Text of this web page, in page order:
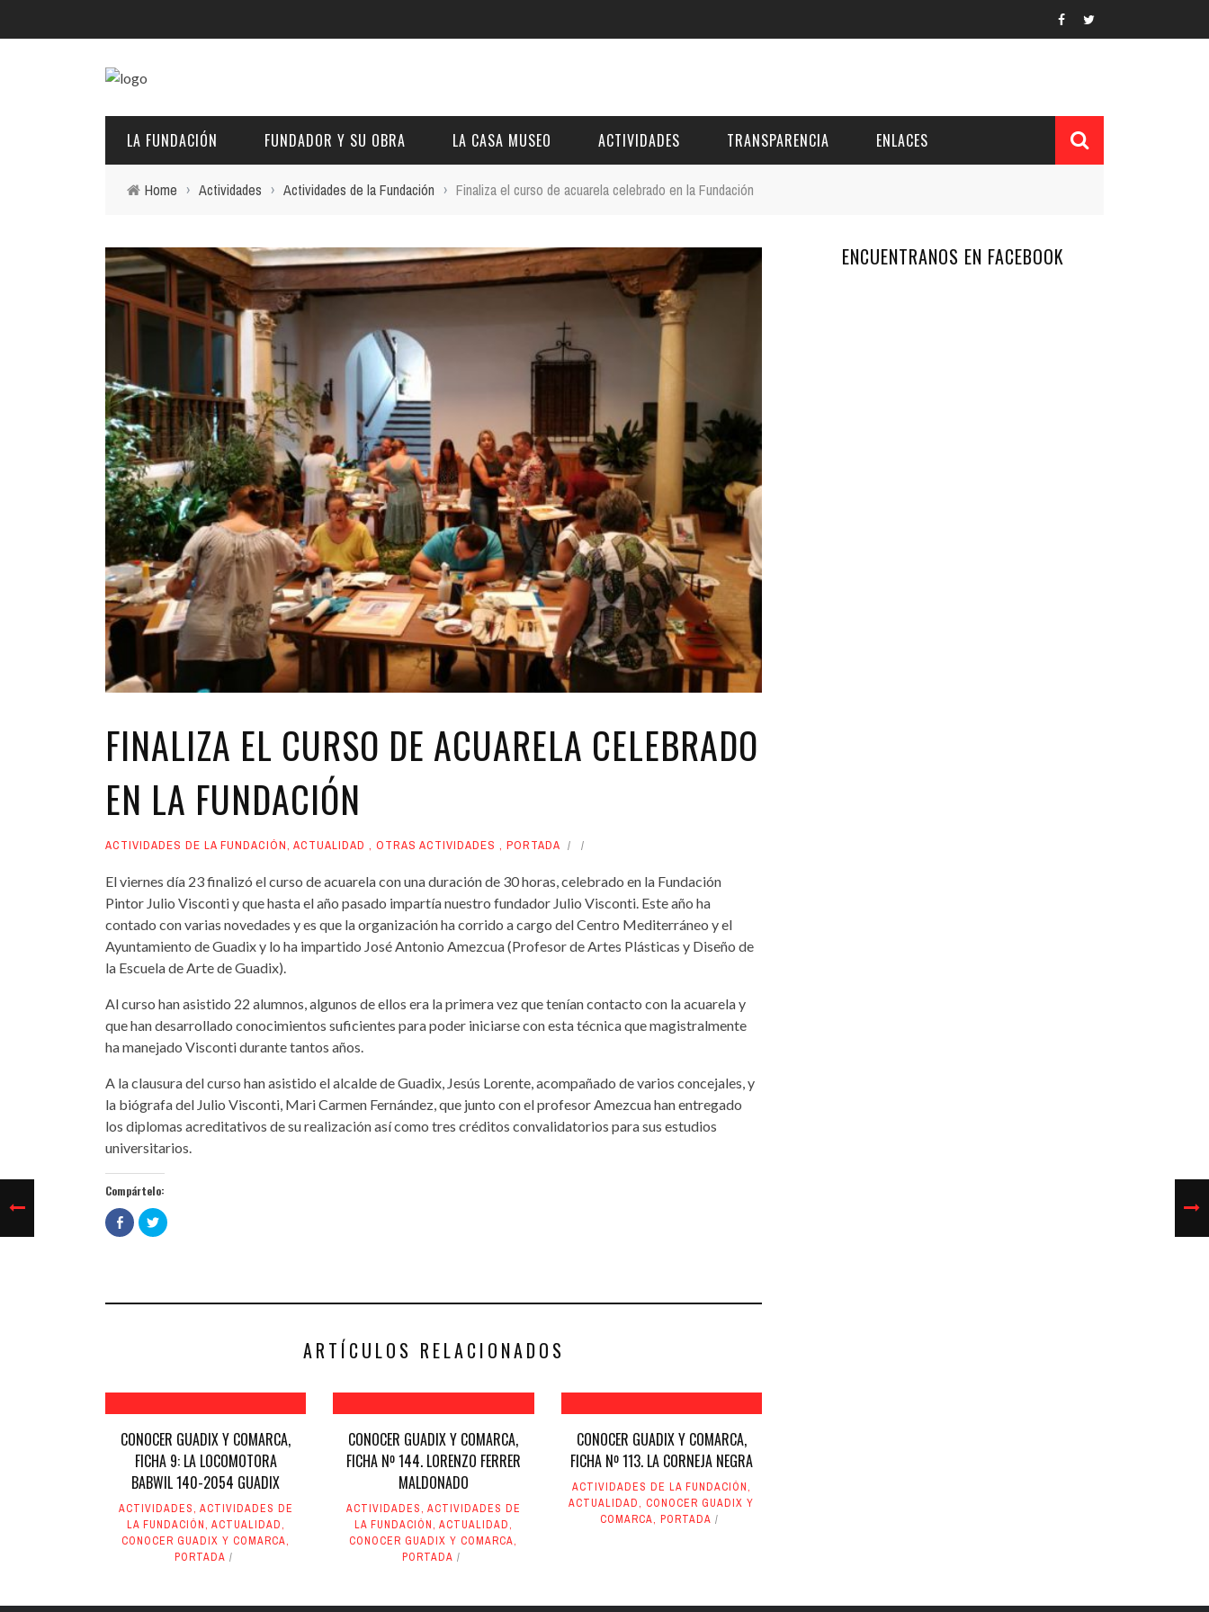
Menú Principal
LA FUNDACIÓN
TRANSPARENCIA
LA FUNDACIÓN
FINES
EL PATRONATO: COMPETENCIAS Y COMPOSICIÓN ACTUAL
FUNDADOR Y SU OBRA
PINTURAS
LA CASA MUSEO
VIDEOS
GALERÍA
ACTIVIDADES
OTRAS ACTIVIDADES DE ÁMBITO COMARCAL Y PROVINCIAL
TRANSPARENCIA
REUNIONES Y ACUERDOS DEL PATRONATO
ENLACES
Home › Actividades › Actividades de la Fundación › Finaliza el curso de acuarela celebrado en la Fundación
FINALIZA EL CURSO DE ACUARELA CELEBRADO
EN LA FUNDACIÓN
ACTIVIDADES DE LA FUNDACIÓN, ACTUALIDAD , OTRAS ACTIVIDADES , PORTADA
El viernes día 23 finalizó el curso de acuarela con una duración de 30 horas, celebrado en la Fundación
Pintor Julio Visconti y que hasta el año pasado impartía nuestro fundador Julio Visconti. Este año ha
contado con varias novedades y es que la organización ha corrido a cargo del Centro Mediterráneo y el
Ayuntamiento de Guadix y lo ha impartido José Antonio Amezcua (Profesor de Artes Plásticas y Diseño de
la Escuela de Arte de Guadix).
Al curso han asistido 22 alumnos, algunos de ellos era la primera vez que tenían contacto con la acuarela y
que han desarrollado conocimientos suficientes para poder iniciarse con esta técnica que magistralmente
ha manejado Visconti durante tantos años.
A la clausura del curso han asistido el alcalde de Guadix, Jesús Lorente, acompañado de varios concejales, y
la biógrafa del Julio Visconti, Mari Carmen Fernández, que junto con el profesor Amezcua han entregado
los diplomas acreditativos de su realización así como tres créditos convalidatorios para sus estudios
universitarios.
Compártelo:
Haz
clic
para
en
Haz
clic
en
ARTÍCULOS RELACIONADOS
CONOCER GUADIX Y COMARCA,
FICHA 9: LA LOCOMOTORA
BABWIL 140-2054 GUADIX
ACTIVIDADES, ACTIVIDADES DE
LA FUNDACIÓN, ACTUALIDAD,
CONOCER GUADIX Y COMARCA,
PORTADA
CONOCER GUADIX Y COMARCA,
FICHA Nº 144. LORENZO FERRER
MALDONADO
ACTIVIDADES, ACTIVIDADES DE
LA FUNDACIÓN, ACTUALIDAD,
CONOCER GUADIX Y COMARCA,
PORTADA
CONOCER GUADIX Y COMARCA,
FICHA Nº 113. LA CORNEJA NEGRA
ACTIVIDADES DE LA FUNDACIÓN,
ACTUALIDAD, CONOCER GUADIX Y
COMARCA,PORTADA
ENCUENTRANOS EN FACEBOOK